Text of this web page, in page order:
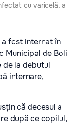
cu varicelă, a
fost internat în
Municipal de Boli
de la debutul
internare,
că decesul a
după ce copilul,